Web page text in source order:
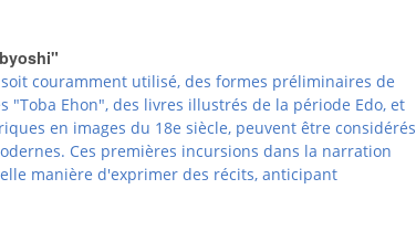
couramment utilisé, des formes préliminaires de
"Toba Ehon", des livres illustrés de la période Edo, et
en images du 18e siècle, peuvent être considérés
Ces premières incursions dans la narration
manière d'exprimer des récits, anticipant